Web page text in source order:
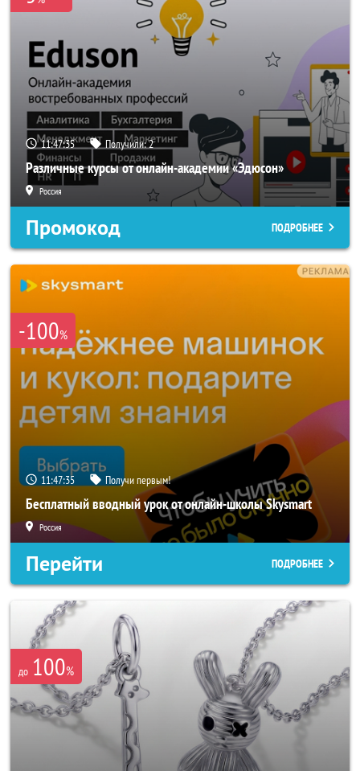
11:47:33 Получили:2
Различные курсы от онлайн-академии «Эдюсон»
Россия
Промокод ПОДРОБНЕЕ
-100%
11:47:33 Получи первым!
Бесплатный вводный урок от онлайн-школы Skysmart
Россия
Перейти ПОДРОБНЕЕ
до 100%